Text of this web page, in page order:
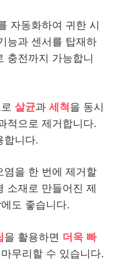
자동화하여 귀한 시
능과 센서를 탑재하
충전까지 가능합니
살균과 세척 을 동시
적으로 제거합니다.
합니다.
염을 한 번에 제거할
소재로 만들어진 제
에도 좋습니다.
을 활용하면 더욱 빠
무리할 수 있습니다.